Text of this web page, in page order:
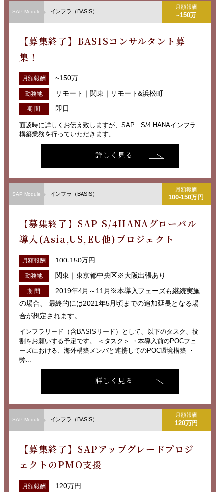
SAP Module インフラ（BASIS）
月額報酬
~150万
【募集終了】BASISコンサルタント募
集！
月額報酬 ~150万
勤務地 リモート｜関東｜リモート&浜松町
期 間 即日
面談時に詳しくお伝え致しますが、SAP S/4 HANAインフラ
構築業務を行っていただきます。...
詳しく見る
SAP Module インフラ（BASIS）
月額報酬
100-150万円
【募集終了】SAP S/4HANAグローバル
導入(Asia,US,EU他)プロジェクト
月額報酬 100-150万円
勤務地 関東｜東京都中央区※大阪出張あり
期 間
2019年4月～11月※本導入フェーズも継続実施
の場合、 最終的には2021年5月頃までの追加延長となる場
合が想定されます。
インフラリード（含BASISリード）として、以下のタスク、役
割をお願いする予定です。 ＜タスク＞ ・本導入前のPOCフェ
ーズにおける、海外構築メンバと連携してのPOC環境構築 ・
弊...
詳しく見る
SAP Module インフラ（BASIS）
月額報酬
120万円
【募集終了】SAPアップグレードプロジ
ェクトのPMO支援
月額報酬 120万円